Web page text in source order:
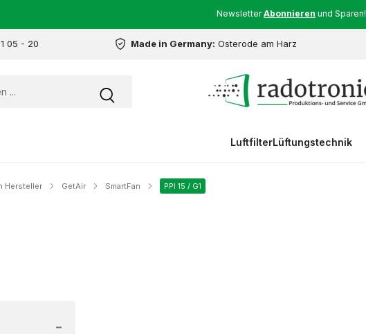
NewsletterAbonnieren und Sparen!
05 - 20 Made in Germany: Osterode am Harz
LuftfilterLüftungstechnik
Hersteller GetAir SmartFan PPI 15 / G1